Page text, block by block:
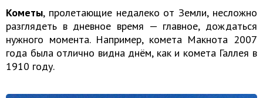
Кометы, пролетающие недалеко от Земли, несложно
разглядеть в дневное время — главное, дождаться
нужного момента. Например, комета Макнота 2007
года была отлично видна днём, как и комета Галлея в
1910 году.